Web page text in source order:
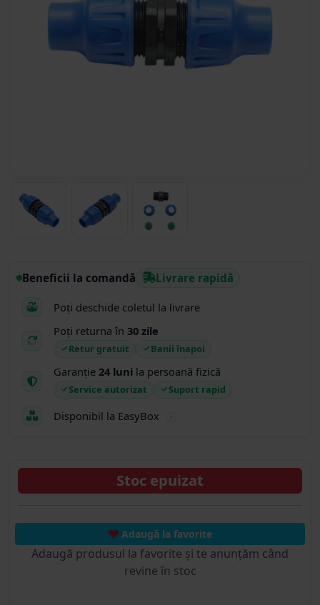
Beneficii la comandă Livrare rapidă
Poți deschide coletul la livrare
Poți returna în 30 zile
Retur gratuit Banii înapoi
Garanție 24 luni la persoană fizică
Service autorizat Suport rapid
Disponibil la EasyBox
Stoc epuizat
Adaugă la favorite
Adaugă produsul la favorite și te anunțăm când
revine în stoc